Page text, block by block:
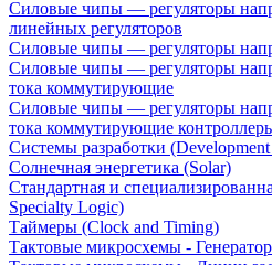
Силовые чипы — регуляторы
линейных регуляторов
Силовые чипы — регуляторы
Силовые чипы — регуляторы
тока коммутирующие
Силовые чипы — регуляторы
тока коммутирующие
Системы разработки (Development
Солнечная энергетика (Solar)
Стандартная и
Specialty Logic)
Таймеры (Clock and Timing)
Тактовые микросхемы -